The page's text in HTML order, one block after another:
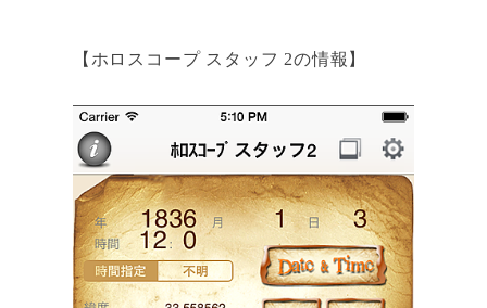
【ホロスコープ スタッフ 2の情報】